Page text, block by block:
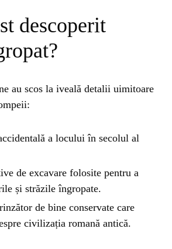
descoperit
au scos la iveală detalii uimitoare
a locului în secolul al
de excavare folosite pentru a
și străzile îngropate.
de bine conservate care
civilizația romană antică.
ago
paduri Senseo blocat?Afla cum îl
1 year ago
deja-vu? Află de ce se